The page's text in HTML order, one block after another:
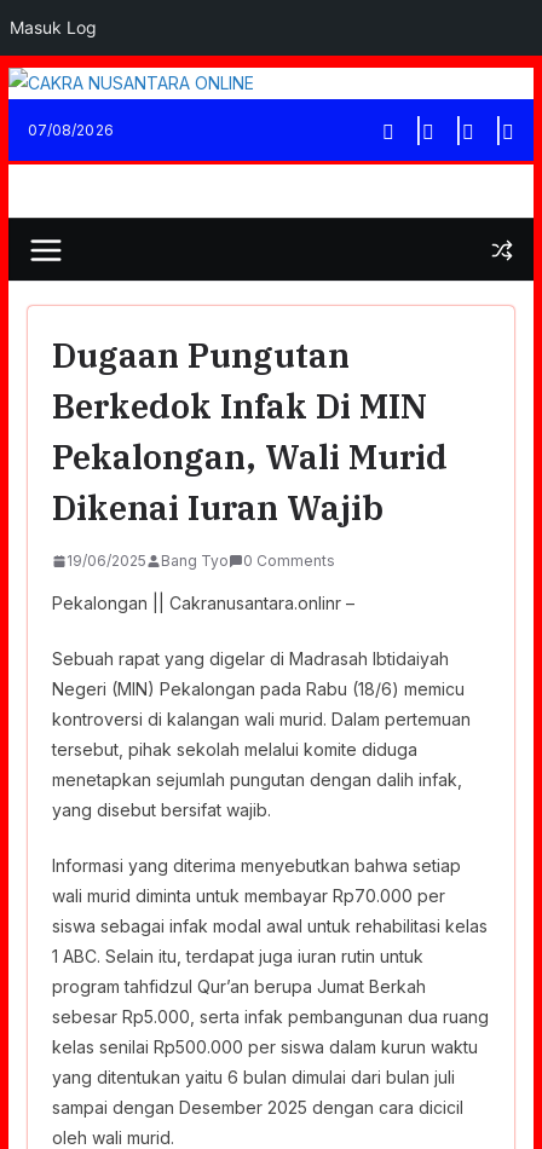
Masuk Log
Skip
content
07/08/2026
Dugaan Pungutan
Berkedok Infak Di MIN
Pekalongan, Wali Murid
Dikenai Iuran Wajib
19/06/2025 Bang Tyo 0 Comments
Pekalongan || Cakranusantara.onlinr –
Sebuah rapat yang digelar di Madrasah Ibtidaiyah
Negeri (MIN) Pekalongan pada Rabu (18/6) memicu
kontroversi di kalangan wali murid. Dalam pertemuan
tersebut, pihak sekolah melalui komite diduga
menetapkan sejumlah pungutan dengan dalih infak,
yang disebut bersifat wajib.
Informasi yang diterima menyebutkan bahwa setiap
wali murid diminta untuk membayar Rp70.000 per
siswa sebagai infak modal awal untuk rehabilitasi kelas
1 ABC. Selain itu, terdapat juga iuran rutin untuk
program tahfidzul Qur’an berupa Jumat Berkah
sebesar Rp5.000, serta infak pembangunan dua ruang
kelas senilai Rp500.000 per siswa dalam kurun waktu
yang ditentukan yaitu 6 bulan dimulai dari bulan juli
sampai dengan Desember 2025 dengan cara dicicil
oleh wali murid.